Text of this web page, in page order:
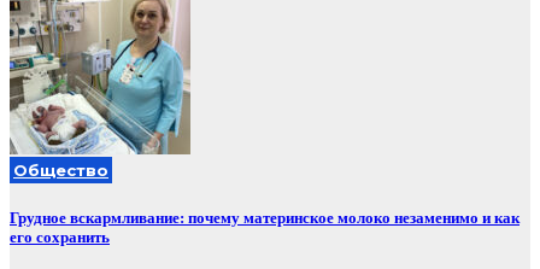
Общество
Грудное вскармливание: почему материнское молоко незаменимо и как
его сохранить